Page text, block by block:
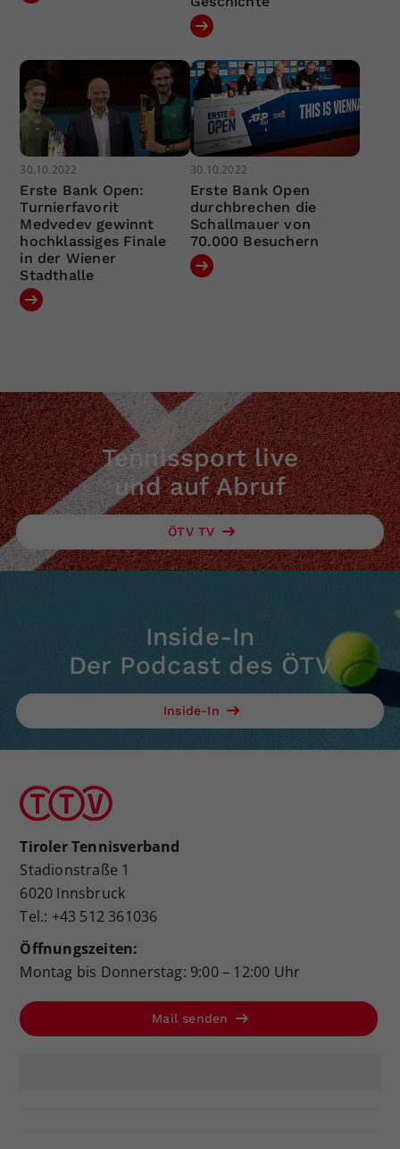
30.10.2022
Erste Bank Open:
Turnierfavorit
Medvedev gewinnt
hochklassiges Finale
in der Wiener
Stadthalle
30.10.2022
Erste Bank Open
durchbrechen die
Schallmauer von
70.000 Besuchern
Tennissport live
und auf Abruf
ÖTV TV
Inside-In
Der Podcast des ÖTV
Inside-In
Tiroler Tennisverband
Stadionstraße 1
6020 Innsbruck
Tel.: +43 512 361036
Öffnungszeiten:
Montag bis Donnerstag: 9:00 – 12:00 Uhr
Mail senden